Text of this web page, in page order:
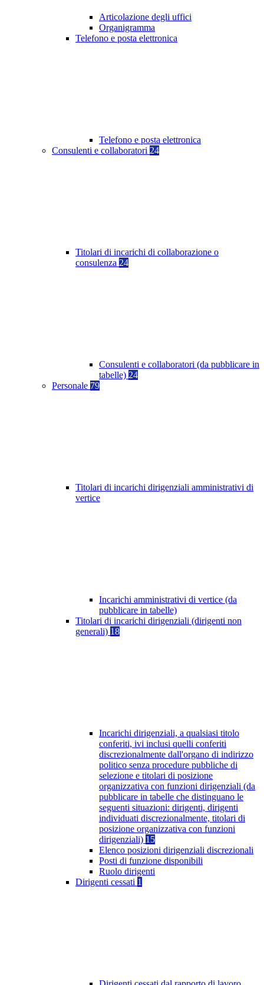
Articolazione degli uffici
Organigramma
Telefono e posta elettronica
Telefono e posta elettronica
Consulenti e collaboratori 24
Titolari di incarichi di collaborazione o
consulenza 24
Consulenti e collaboratori (da pubblicare in
tabelle) 24
Personale 79
Titolari di incarichi dirigenziali amministrativi di
vertice
Incarichi amministrativi di vertice (da
pubblicare in tabelle)
Titolari di incarichi dirigenziali (dirigenti non
generali) 18
Incarichi dirigenziali, a qualsiasi titolo
conferiti, ivi inclusi quelli conferiti
discrezionalmente dall'organo di indirizzo
politico senza procedure pubbliche di
selezione e titolari di posizione
organizzativa con funzioni dirigenziali (da
pubblicare in tabelle che distinguano le
seguenti situazioni: dirigenti, dirigenti
individuati discrezionalmente, titolari di
posizione organizzativa con funzioni
dirigenziali) 15
Elenco posizioni dirigenziali discrezionali
Posti di funzione disponibili
Ruolo dirigenti
Dirigenti cessati 1